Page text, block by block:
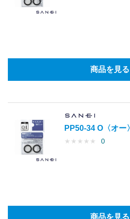
商品を見る
PP50-34 O〈オー
★ ★ ★ ★ ★ 0
商品を見る